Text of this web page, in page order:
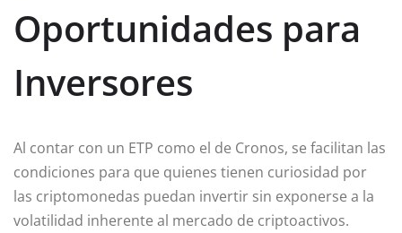
Oportunidades para
Inversores
Al contar con un ETP como el de Cronos, se facilitan las
condiciones para que quienes tienen curiosidad por
las criptomonedas puedan invertir sin exponerse a la
volatilidad inherente al mercado de criptoactivos.